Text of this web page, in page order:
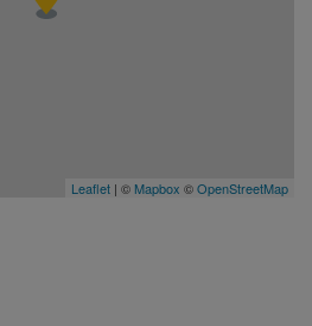
Leaflet | © Mapbox ©OpenStreetMap